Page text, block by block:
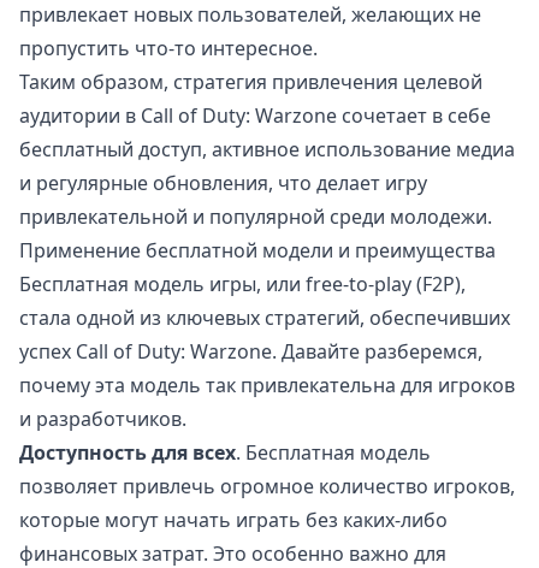
привлекает новых пользователей, желающих не
пропустить что-то интересное.
Таким образом, стратегия привлечения целевой
аудитории в Call of Duty: Warzone сочетает в себе
бесплатный доступ, активное использование медиа
и регулярные обновления, что делает игру
привлекательной и популярной среди молодежи.
Применение бесплатной модели и преимущества
Бесплатная модель игры, или free-to-play (F2P),
стала одной из ключевых стратегий, обеспечивших
успех Call of Duty: Warzone. Давайте разберемся,
почему эта модель так привлекательна для игроков
и разработчиков.
Доступность для всех. Бесплатная модель
позволяет привлечь огромное количество игроков,
которые могут начать играть без каких-либо
финансовых затрат. Это особенно важно для